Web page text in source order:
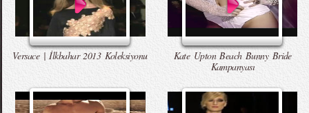
Versace | İlkbahar 2013 Koleksiyonu
Kate Upton Beach Bunny Bride
Kampanyası